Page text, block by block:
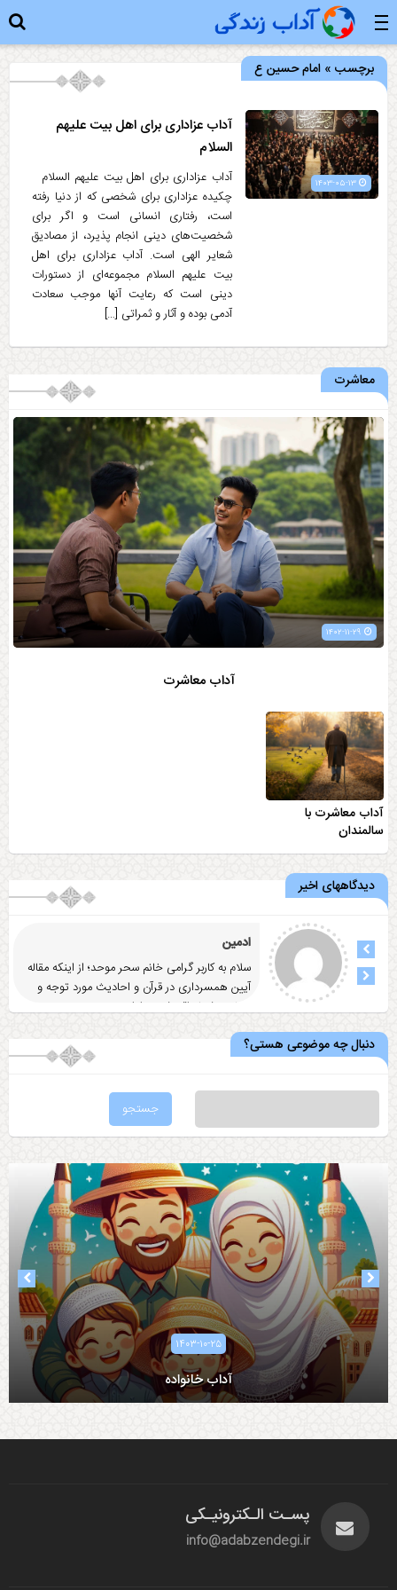
برچسب » امام حسین ع
آداب عزاداری برای اهل بیت علیهم
السلام
آداب عزاداری برای اهل بیت علیهم السلام
چکیده عزاداری برای شخصی که از دنیا رفته
است، رفتاری انسانی است و اگر برای
شخصیت‌های دینی انجام پذیرد، از مصادیق
شعایر الهی است. آداب عزاداری برای اهل
بیت علیهم السلام مجموعه‌ای از دستورات
دینی است که رعایت آنها موجب سعادت
آدمی بوده و آثار و ثمراتی […]
معاشرت
آداب معاشرت
آداب معاشرت با
سالمندان
دیدگاههای اخیر
ادمین
سلام به کاربر گرامی خانم سحر موحد؛ از اینکه مقاله
آيين همسرداری در قرآن و احاديث مورد توجه و
رضایت شما واقع شد
... ادامه
دنبال چه موضوعی هستی؟
۱۴۰۳-۱۰-۲۵
آداب خانواده
آداب همسرداری
پسـت الـکترونیـکی
info@adabzendegi.ir